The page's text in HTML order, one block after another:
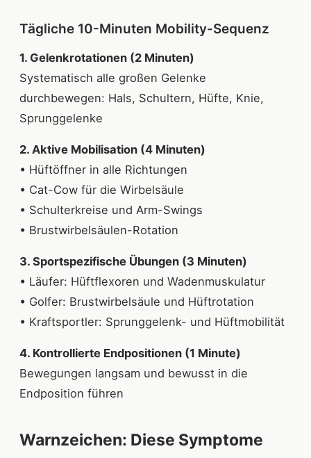
Tägliche 10-Minuten Mobility-Sequenz
1. Gelenkrotationen (2 Minuten)
Systematisch alle großen Gelenke
durchbewegen: Hals, Schultern, Hüfte, Knie,
Sprunggelenke
2. Aktive Mobilisation (4 Minuten)
• Hüftöffner in alle Richtungen
• Cat-Cow für die Wirbelsäule
• Schulterkreise und Arm-Swings
• Brustwirbelsäulen-Rotation
3. Sportspezifische Übungen (3 Minuten)
• Läufer: Hüftflexoren und Wadenmuskulatur
• Golfer: Brustwirbelsäule und Hüftrotation
• Kraftsportler: Sprunggelenk- und Hüftmobilität
4. Kontrollierte Endpositionen (1 Minute)
Bewegungen langsam und bewusst in die
Endposition führen
Warnzeichen: Diese Symptome